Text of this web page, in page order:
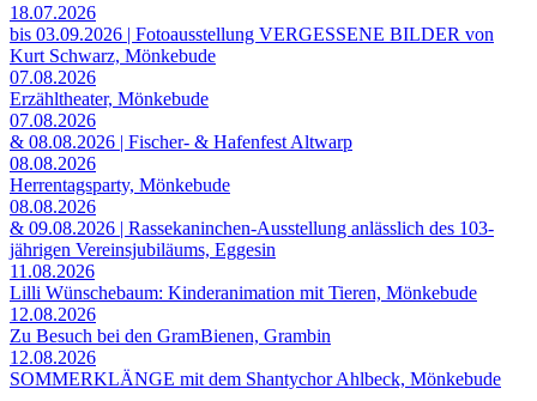
18.07.2026
bis 03.09.2026 | Fotoausstellung VERGESSENE BILDER von
Kurt Schwarz, Mönkebude
07.08.2026
Erzähltheater, Mönkebude
07.08.2026
& 08.08.2026 | Fischer- & Hafenfest Altwarp
08.08.2026
Herrentagsparty, Mönkebude
08.08.2026
& 09.08.2026 | Rassekaninchen-Ausstellung anlässlich des 103-
jährigen Vereinsjubiläums, Eggesin
11.08.2026
Lilli Wünschebaum: Kinderanimation mit Tieren, Mönkebude
12.08.2026
Zu Besuch bei den GramBienen, Grambin
12.08.2026
SOMMERKLÄNGE mit dem Shantychor Ahlbeck, Mönkebude